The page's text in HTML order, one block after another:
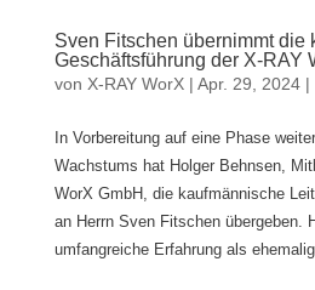
Sven Fitschen übernimmt die
Geschäftsführung der X-RAY
von X-RAY WorX| Apr. 29, 2024|
In Vorbereitung auf eine Phase
Wachstums hat Holger Behnsen,
WorX GmbH, die kaufmännische
an Herrn Sven Fitschen übergeben.
umfangreiche Erfahrung als